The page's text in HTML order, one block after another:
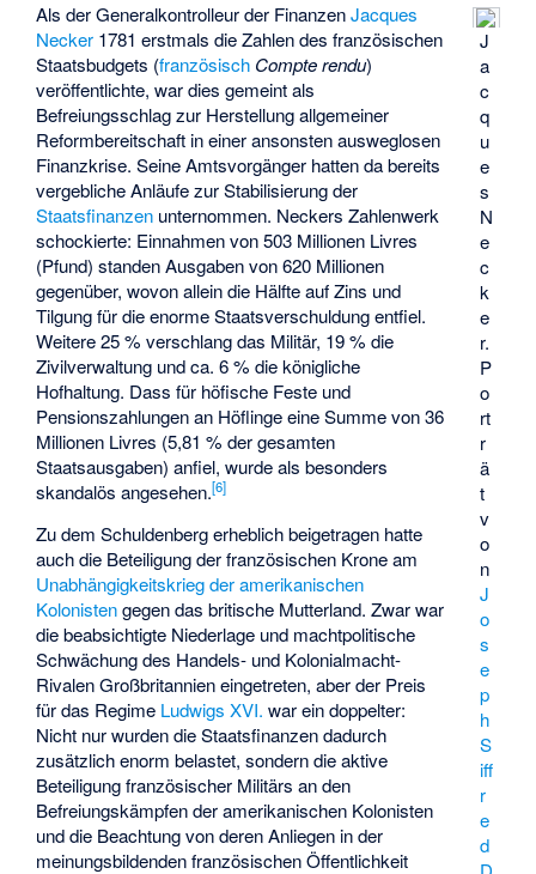
J
a
c
q
u
e
s
N
e
c
k
e
r.
P
o
rt
r
ä
t
v
o
n
J
o
s
e
p
h
S
iff
r
e
d
Als der Generalkontrolleur der FinanzenJacques
Necker 1781 erstmals die Zahlen des französischen
Staatsbudgets (französisch Compte rendu)
veröffentlichte, war dies gemeint als
Befreiungsschlag zur Herstellung allgemeiner
Reformbereitschaft in einer ansonsten ausweglosen
Finanzkrise. Seine Amtsvorgänger hatten da bereits
vergebliche Anläufe zur Stabilisierung der
Staatsfinanzen unternommen. Neckers Zahlenwerk
schockierte: Einnahmen von 503 Millionen Livres
(Pfund) standen Ausgaben von 620 Millionen
gegenüber, wovon allein die Hälfte auf Zins und
Tilgung für die enorme Staatsverschuldung entfiel.
Weitere 25 % verschlang das Militär, 19 % die
Zivilverwaltung und ca. 6 % die königliche
Hofhaltung. Dass für höfische Feste und
Pensionszahlungen an Höflinge eine Summe von 36
Millionen Livres (5,81 % der gesamten
Staatsausgaben) anfiel, wurde als besonders
skandalös angesehen.[6]
Zu dem Schuldenberg erheblich beigetragen hatte
auch die Beteiligung der französischen Krone am
Unabhängigkeitskrieg der amerikanischen
Kolonistengegen das britische Mutterland. Zwar war
die beabsichtigte Niederlage und machtpolitische
Schwächung des Handels- und Kolonialmacht-
Rivalen Großbritannien eingetreten, aber der Preis
für das Regime Ludwigs XVI. war ein doppelter:
Nicht nur wurden die Staatsfinanzen dadurch
zusätzlich enorm belastet, sondern die aktive
Beteiligung französischer Militärs an den
Befreiungskämpfen der amerikanischen Kolonisten
und die Beachtung von deren Anliegen in der
meinungsbildenden französischen Öffentlichkeit